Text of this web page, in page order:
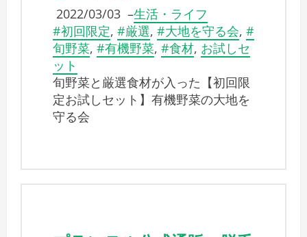
2022/03/03 –生活・ライフ
#初回限定, #厳選, #大地を守る会, #
旬野菜, #有機野菜, #食材, お試しセ
ット
旬野菜と厳選食材が入った【初回限
定お試しセット】有機野菜の大地を
守る会